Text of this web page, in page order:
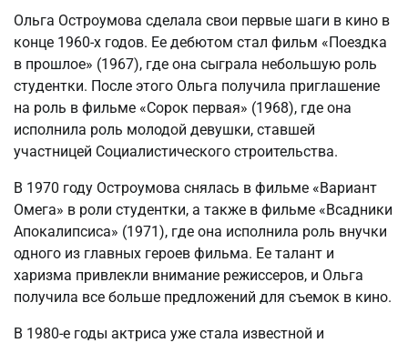
Ольга Остроумова сделала свои первые шаги в кино в
конце 1960-х годов. Ее дебютом стал фильм «Поездка
в прошлое» (1967), где она сыграла небольшую роль
студентки. После этого Ольга получила приглашение
на роль в фильме «Сорок первая» (1968), где она
исполнила роль молодой девушки, ставшей
участницей Социалистического строительства.
В 1970 году Остроумова снялась в фильме «Вариант
Омега» в роли студентки, а также в фильме «Всадники
Апокалипсиса» (1971), где она исполнила роль внучки
одного из главных героев фильма. Ее талант и
харизма привлекли внимание режиссеров, и Ольга
получила все больше предложений для съемок в кино.
В 1980-е годы актриса уже стала известной и